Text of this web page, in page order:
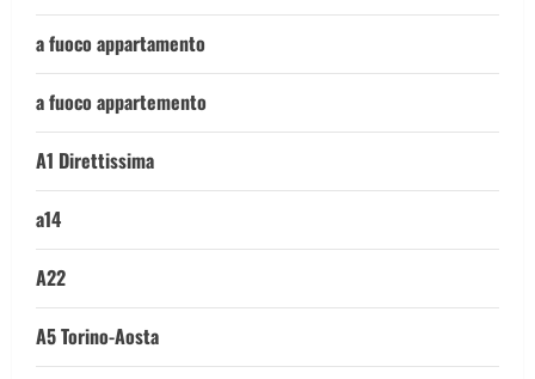
a fuoco appartamento
a fuoco appartemento
A1 Direttissima
a14
A22
A5 Torino-Aosta